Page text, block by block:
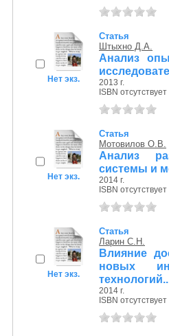
Нет экз.
Статья
Штыхно Д.А.
Анализ
2013 г.
ISBN отсутствует
Нет экз.
Статья
Мотовилов О.В.
Анализ
системы и
2014 г.
ISBN отсутствует
Нет экз.
Статья
Ларин С.Н.
Влияние
новых
2014 г.
ISBN отсутствует